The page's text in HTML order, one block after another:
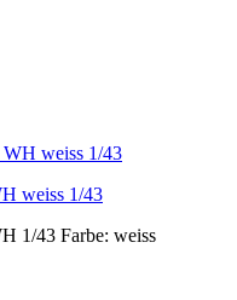
weiss 1/43
1/43 Farbe: weiss